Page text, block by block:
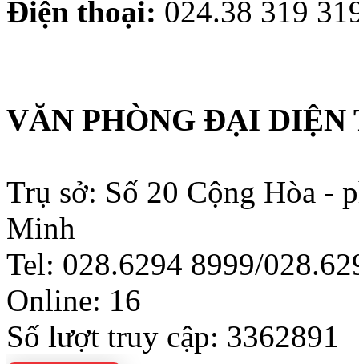
Điện thoại: 024.38 319
VĂN PHÒNG ĐẠI
Trụ sở: Số 20 Cộng Hòa -
Minh
Tel: 028.6294 8999/
Online: 16
Số lượt truy cập: 3362891